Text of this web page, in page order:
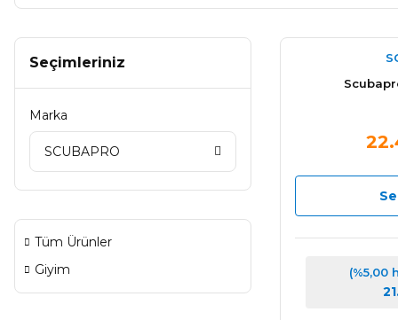
Seçimleriniz
Marka
SCUBAPRO
Tüm Ürünler
Giyim
(%5,00